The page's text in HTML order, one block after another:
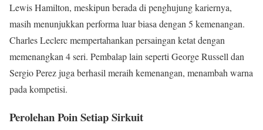
Lewis Hamilton, meskipun berada di penghujung kariernya,
masih menunjukkan performa luar biasa dengan 5 kemenangan.
Charles Leclerc mempertahankan persaingan ketat dengan
memenangkan 4 seri. Pembalap lain seperti George Russell dan
Sergio Perez juga berhasil meraih kemenangan, menambah warna
pada kompetisi.
Perolehan Poin Setiap Sirkuit